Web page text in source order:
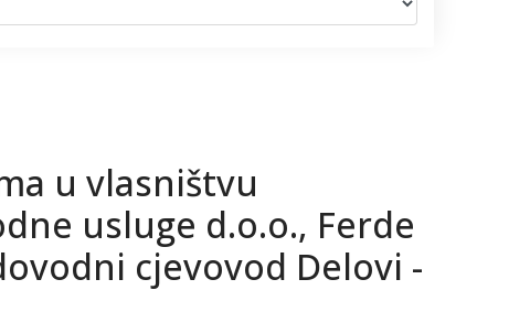
u vlasništvu
usluge d.o.o., Ferde
cjevovod Delovi -